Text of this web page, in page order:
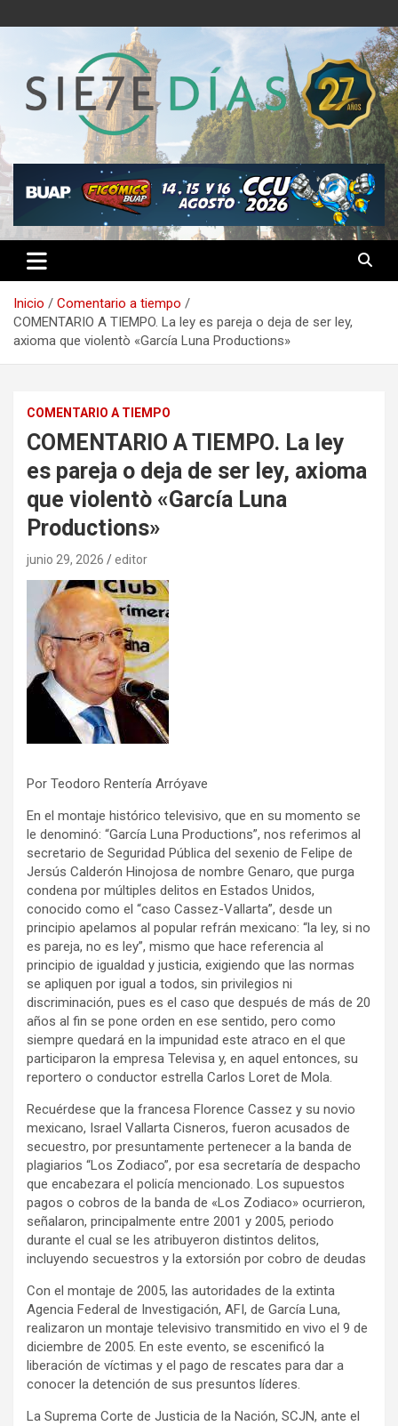
al
Semanario 7 Días
Inicio
Comentario a tiempo
COMENTARIO A TIEMPO. La ley es pareja o deja de ser ley,
axioma que violentò «García Luna Productions»
COMENTARIO A TIEMPO
COMENTARIO A TIEMPO. La ley
es pareja o deja de ser ley, axioma
que violentò «García Luna
Productions»
junio 29, 2026 editor
Por Teodoro Rentería Arróyave
En el montaje histórico televisivo, que en su momento se
le denominó: “García Luna Productions”, nos referimos al
secretario de Seguridad Pública del sexenio de Felipe de
Jersús Calderón Hinojosa de nombre Genaro, que purga
condena por múltiples delitos en Estados Unidos,
conocido como el “caso Cassez-Vallarta”, desde un
principio apelamos al popular refrán mexicano: “la ley, si no
es pareja, no es ley”, mismo que hace referencia al
principio de igualdad y justicia, exigiendo que las normas
se apliquen por igual a todos, sin privilegios ni
discriminación, pues es el caso que después de más de 20
años al fin se pone orden en ese sentido, pero como
siempre quedará en la impunidad este atraco en el que
participaron la empresa Televisa y, en aquel entonces, su
reportero o conductor estrella Carlos Loret de Mola.
Recuérdese que la francesa Florence Cassez y su novio
mexicano, Israel Vallarta Cisneros, fueron acusados de
secuestro, por presuntamente pertenecer a la banda de
plagiarios “Los Zodiaco”, por esa secretaría de despacho
que encabezara el policía mencionado. Los supuestos
pagos o cobros de la banda de «Los Zodiaco» ocurrieron,
señalaron, principalmente entre 2001 y 2005, periodo
durante el cual se les atribuyeron distintos delitos,
incluyendo secuestros y la extorsión por cobro de deudas
Con el montaje de 2005, las autoridades de la extinta
Agencia Federal de Investigación, AFI, de García Luna,
realizaron un montaje televisivo transmitido en vivo el 9 de
diciembre de 2005. En este evento, se escenificó la
liberación de víctimas y el pago de rescates para dar a
conocer la detención de sus presuntos líderes.
La Suprema Corte de Justicia de la Nación, SCJN, ante el